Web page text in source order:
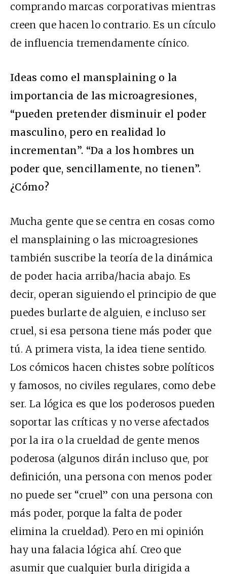
comprando marcas corporativas mientras
creen que hacen lo contrario. Es un círculo
de influencia tremendamente cínico.
Ideas como el mansplaining o la
importancia de las microagresiones,
“pueden pretender disminuir el poder
masculino, pero en realidad lo
incrementan”. “Da a los hombres un
poder que, sencillamente, no tienen”.
¿Cómo?
Mucha gente que se centra en cosas como
el mansplaining o las microagresiones
también suscribe la teoría de la dinámica
de poder hacia arriba/hacia abajo. Es
decir, operan siguiendo el principio de que
puedes burlarte de alguien, e incluso ser
cruel, si esa persona tiene más poder que
tú. A primera vista, la idea tiene sentido.
Los cómicos hacen chistes sobre políticos
y famosos, no civiles regulares, como debe
ser. La lógica es que los poderosos pueden
soportar las críticas y no verse afectados
por la ira o la crueldad de gente menos
poderosa (algunos dirán incluso que, por
definición, una persona con menos poder
no puede ser “cruel” con una persona con
más poder, porque la falta de poder
elimina la crueldad). Pero en mi opinión
hay una falacia lógica ahí. Creo que
asumir que cualquier burla dirigida a